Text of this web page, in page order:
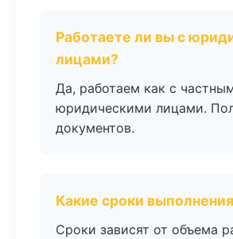
Работаете ли вы с
лицами?
Да, работаем как с
юридическими лицами.
документов.
Какие сроки
Сроки зависят от объема